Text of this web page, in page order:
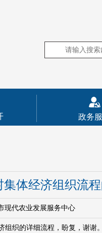
政务
体经济组织流
现代农业发展服务中心
织的详细流程，盼复，谢谢。